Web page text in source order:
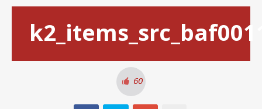
60